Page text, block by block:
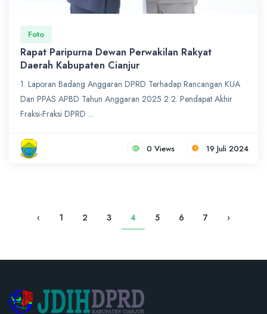
Foto
Rapat Paripurna Dewan Perwakilan Rakyat
Daerah Kabupaten Cianjur
1. Laporan Badang Anggaran DPRD Terhadap Rancangan KUA
Dan PPAS APBD Tahun Anggaran 2025 2 2. Pendapat Akhir
Fraksi-Fraksi DPRD ...
0 Views 19 Juli 2024
‹ 1 2 3 4 5 6 7 ›